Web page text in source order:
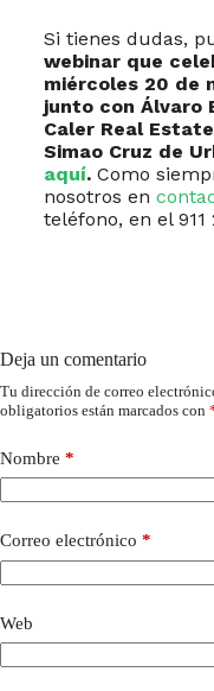
Si tienes dudas,
webinarque
miércoles 20 de
junto con Álvaro
Caler Real
Simao Cruz de
aquí. Como
nosotros en
teléfono, en el 911
Deja un comentario
Tu dirección de correo
obligatorios están marcados con
Nombre *
Correo electrónico *
Web